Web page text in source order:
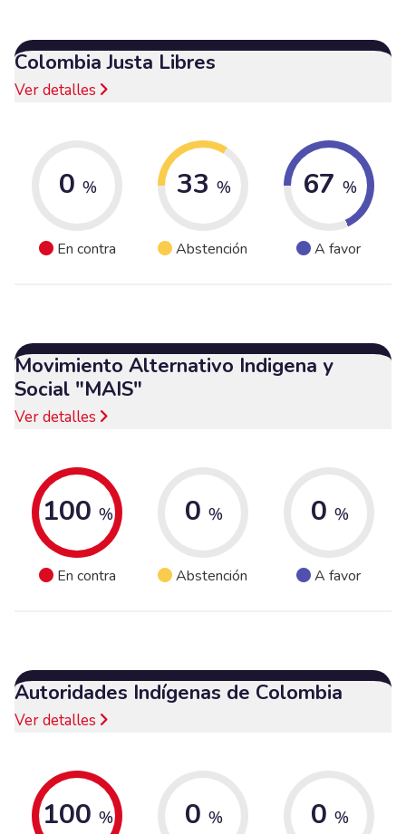
Colombia Justa Libres
Ver detalles
0 %
En contra
33 %
Abstención
67 %
A favor
Movimiento Alternativo Indigena y
Social "MAIS"
Ver detalles
100 %
En contra
0 %
Abstención
0 %
A favor
Autoridades Indígenas de Colombia
Ver detalles
100 % 0 % 0 %